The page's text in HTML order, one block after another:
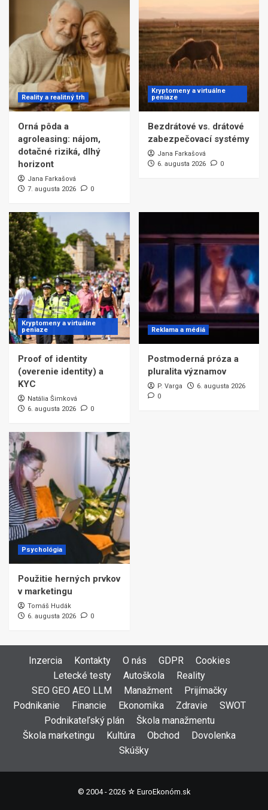
Reality a realitný trh
Orná pôda a
agroleasing: nájom,
dotačné riziká, dlhý
horizont
Jana Farkašová
7. augusta 2026
0
Kryptomeny a virtuálne
peniaze
Bezdrátové vs. drátové
zabezpečovací systémy
Jana Farkašová
6. augusta 2026
0
Kryptomeny a virtuálne
peniaze
Proof of identity
(overenie identity) a
KYC
Natália Šimková
6. augusta 2026
0
Reklama a médiá
Postmoderná próza a
pluralita významov
P. Varga
6. augusta 2026
0
Psychológia
Použitie herných prvkov
v marketingu
Tomáš Hudák
6. augusta 2026
0
Inzercia Kontakty O nás GDPR
Cookies
Letecké testy
Autoškola
Reality
SEO GEO AEO LLM
Manažment
Prijímačky
Podnikanie
Financie Ekonomika Zdravie
SWOT
Podnikateľský plán
Škola manažmentu
Škola marketingu
Kultúra Obchod
Dovolenka
Skúšky
© 2004 - 2026 ☆ EuroEkonóm.sk